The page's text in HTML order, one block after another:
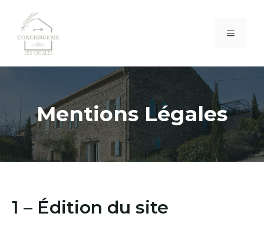
contenu
MENU
Mentions Légales
1 – Édition du site